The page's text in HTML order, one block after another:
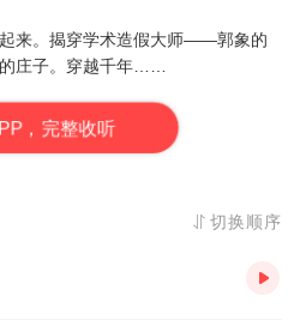
来。揭穿学术造假大师——郭象的
庄子。穿越千年……
PP，完整收听
切换顺序